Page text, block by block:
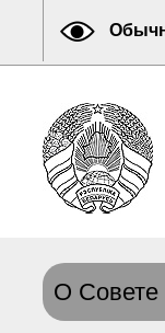
О Совете